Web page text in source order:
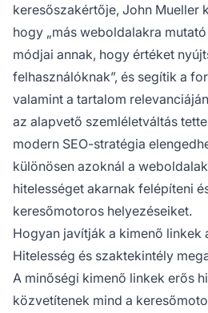
keresőszakértője, John Mueller
hogy „más weboldalakra
módjai annak, hogy értéket
felhasználóknak”, és segítik a
valamint a tartalom
az alapvető szemléletváltás
modern SEO-stratégia
különösen azoknál a
hitelességet akarnak felépíteni
keresőmotoros helyezéseiket.
Hogyan javítják a kimenő linkek
Hitelesség és szaktekintély
A minőségi kimenő linkek erős
közvetítenek mind a